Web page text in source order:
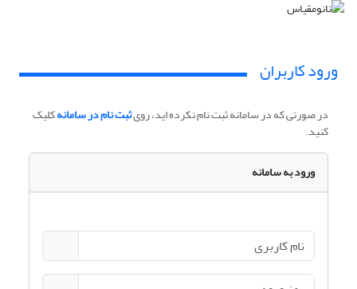
ورود کاربران
در صورتی که در سامانه ثبت نام نکرده اید، رویثبت نام در سامانهکلیک
کنید.
ورود به سامانه